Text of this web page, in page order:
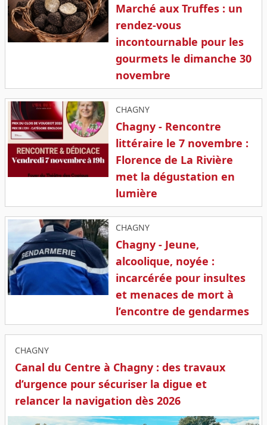
Marché aux Truffes : un
rendez-vous
incontournable pour les
gourmets le dimanche 30
novembre
CHAGNY
Chagny - Rencontre
littéraire le 7 novembre :
Florence de La Rivière
met la dégustation en
lumière
CHAGNY
Chagny - Jeune,
alcoolique, noyée :
incarcérée pour insultes
et menaces de mort à
l’encontre de gendarmes
CHAGNY
Canal du Centre à Chagny : des travaux
d’urgence pour sécuriser la digue et
relancer la navigation dès 2026